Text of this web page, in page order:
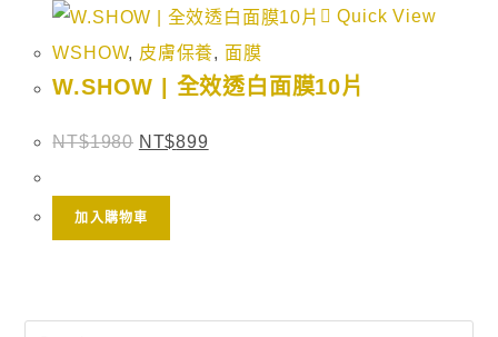
Quick View
WSHOW, 皮膚保養, 面膜
W.SHOW | 全效透白面膜10片
NT$1980 NT$899
加入購物車